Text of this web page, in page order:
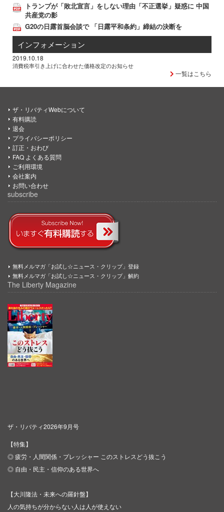
トランプが「敗北宣言」をしない理由「不正選挙」疑惑に 中国
共産党の影
G20の日露首脳会談で 「日露平和条約」締結の決断を
インフォメーション
2019.10.18
消費税率引き上げに合わせた価格改定のお知らせ
一覧はこちら
ザ・リバティWebについて
有料購読
退会
プライバシーポリシー
訂正・おわび
FAQ よくある質問
ご利用環境
会社案内
お問い合わせ
subscribe
無料メルマガ「お試し☆ニュース・クリップ」登録
無料メルマガ「お試し☆ニュース・クリップ」解約
The Liberty Magazine
ザ・リバティ2026年9月号
【特集】
◎ 疲労・人間関係・プレッシャー このストレスどう抜こう
◎ 自由・民主・信仰のある世界へ
【大川隆法・未来への羅針盤】
人の気持ちが分からない人は人が使えない